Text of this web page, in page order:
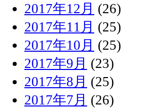
2017年12月 (26)
2017年11月 (25)
2017年10月 (25)
2017年9月 (23)
2017年8月 (25)
2017年7月 (26)